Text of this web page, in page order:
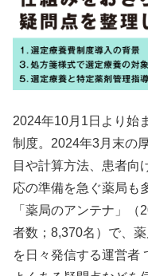
2024年10月1日より始
制度。2024年3月末の
目や計算方法、患者向
応の準備を急ぐ薬局も
「薬局のアンテナ」
者数；8,370名）で、
を日々発信する運営者